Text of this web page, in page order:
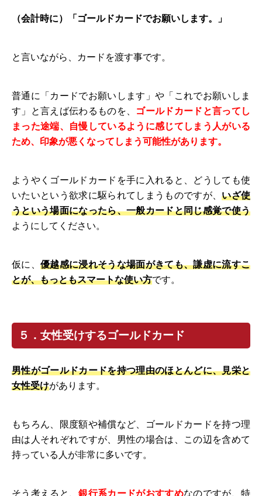
（会計時に）「ゴールドカードでお願いします。」
と言いながら、カードを渡す事です。
普通に「カードでお願いします」や「これでお願いしま
す」と言えば伝わるものを、 ゴールドカードと言ってし
まった途端、自慢しているように感じてしまう人がいる
ため、印象が悪くなってしまう可能性があります。
ようやくゴールドカードを手に入れると、どうしても使
いたいという欲求に駆られてしまうものですが、いざ使
うという場面になったら、一般カードと同じ感覚で使う
ようにしてください。
仮に、 優越感に浸れそうな場面がきても、謙虚に流すこ
とが、もっともスマートな使い方です。
５．女性受けするゴールドカード
男性がゴールドカードを持つ理由のほとんどに、見栄と
女性受けがあります。
もちろん、限度額や補償など、ゴールドカードを持つ理
由は人それぞれですが、男性の場合は、この辺を含めて
持っている人が非常に多いです。
そう考えると、銀行系カードがおすすめなのですが、特